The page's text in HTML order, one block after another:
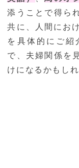
添うことで得ら
共に、人間にお
を具体的にご紹
で、夫婦関係を
けになるかもしれ